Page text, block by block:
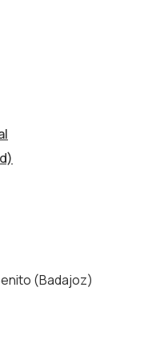
(Badajoz)